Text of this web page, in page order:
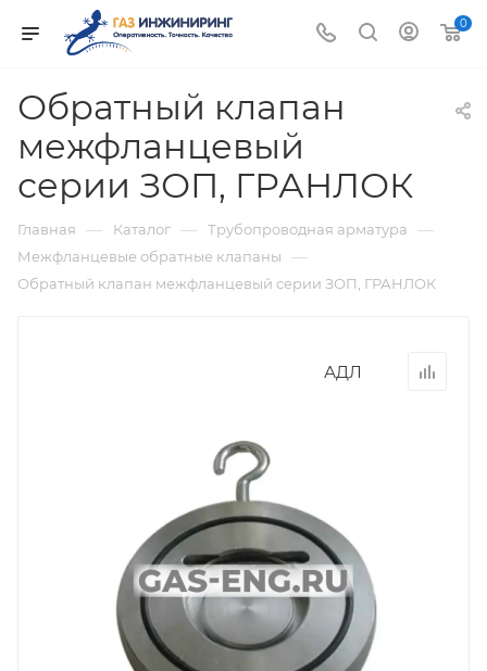
0
Обратный клапан
межфланцевый
серии ЗОП, ГРАНЛОК
Главная — Каталог — Трубопроводная арматура —
Межфланцевые обратные клапаны —
Обратный клапан межфланцевый серии ЗОП, ГРАНЛОК
АДЛ